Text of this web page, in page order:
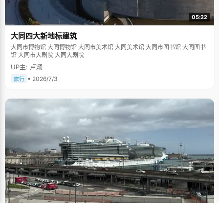
05:22
大同四大新地标建筑
大同市博物馆 大同博物馆 大同市美术馆 大同美术馆 大同市图书馆 大同图书
馆 大同市大剧院 大同大剧院
UP主: 卢颖
旅行 • 2026/7/3